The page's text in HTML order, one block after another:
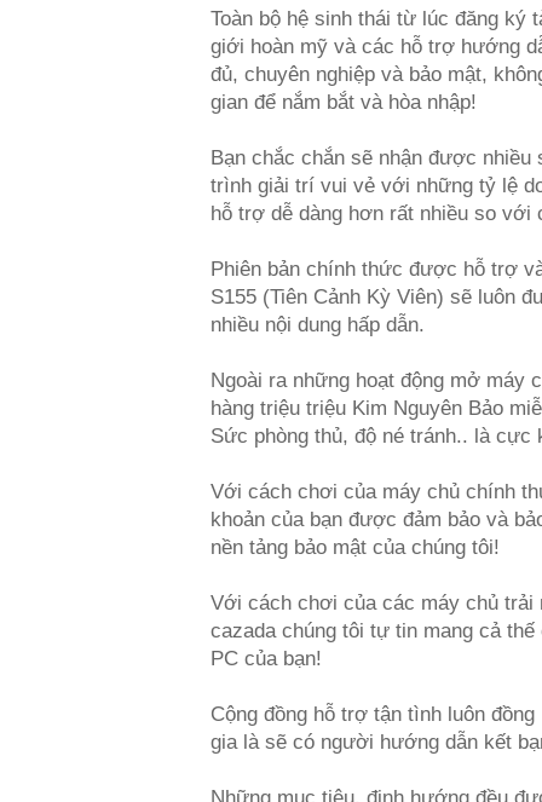
Toàn bộ hệ sinh thái từ lúc đăng ký
giới hoàn mỹ và các hỗ trợ hướng
đủ, chuyên nghiệp và bảo mật,
gian để nắm bắt và hòa nhập!
Bạn chắc chắn sẽ nhận được
trình giải trí vui vẻ với những tỷ lệ
hỗ trợ dễ dàng hơn rất nhiều so với
Phiên bản chính thức được hỗ trợ
S155 (Tiên Cảnh Kỳ Viên) sẽ luôn
nhiều nội dung hấp dẫn.
Ngoài ra những hoạt động mở máy
hàng triệu triệu Kim Nguyên Bảo
Sức phòng thủ, độ né tránh.. là cực
Với cách chơi của máy chủ chính
khoản của bạn được đảm bảo và
nền tảng bảo mật của chúng tôi!
Với cách chơi của các máy chủ trải
cazada chúng tôi tự tin mang cả
PC của bạn!
Cộng đồng hỗ trợ tận tình luôn
gia là sẽ có người hướng dẫn kết